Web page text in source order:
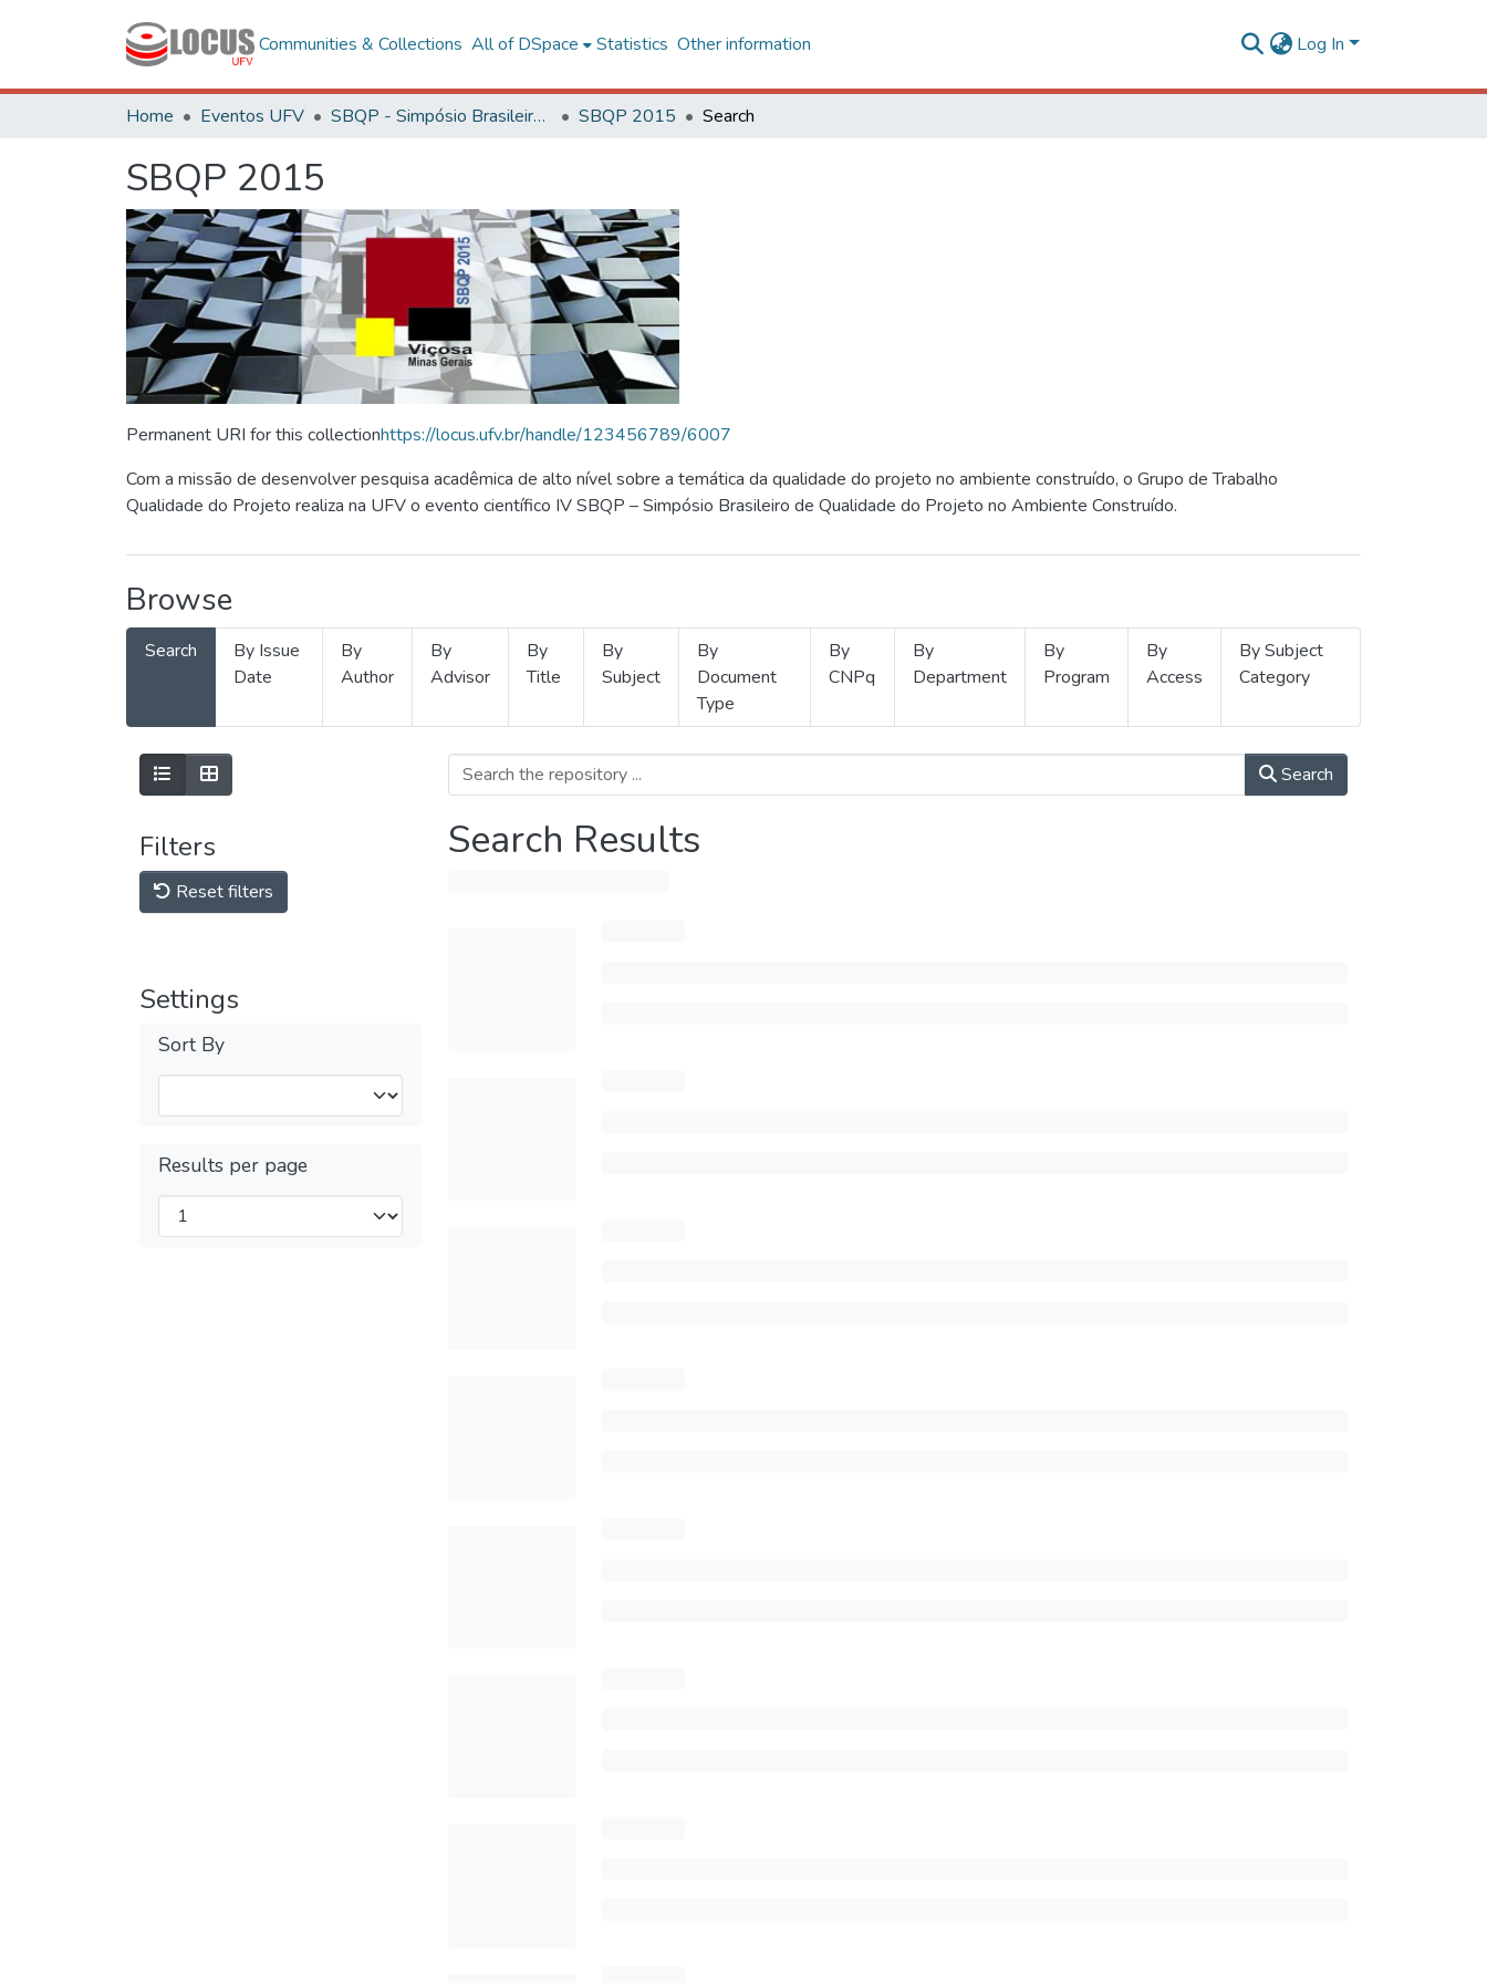
Communities & Collections All of DSpace Statistics Other information Log In
Home Eventos UFV SBQP - Simpósio Brasileiro de Qualidade do Projeto no Ambiente Construído SBQP 2015 Search
SBQP 2015
Permanent URI for this collectionhttps://locus.ufv.br/handle/123456789/6007
Com a missão de desenvolver pesquisa acadêmica de alto nível sobre a temática da qualidade do projeto no ambiente construído, o Grupo de Trabalho
Qualidade do Projeto realiza na UFV o evento científico IV SBQP – Simpósio Brasileiro de Qualidade do Projeto no Ambiente Construído.
Browse
Search
By Issue
Date
By
Author
By
Advisor
By
Title
By
Subject
By
Document
Type
By
CNPq
By
Department
By
Program
By
Access
By Subject
Category
Filters
Reset filters
Settings
Sort By
Results per page
Search
Search Results